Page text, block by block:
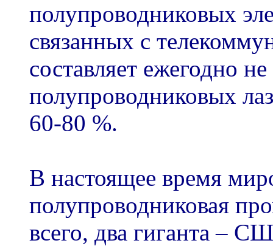
полупроводниковых
связанных с
составляет ежегодно
полупроводниковых
60-80 %.
В настоящее время
полупроводниковая
всего, два гиганта –